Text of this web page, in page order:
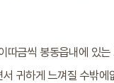
금씩 봉동읍내에 있
귀하게 느껴질 수밖에